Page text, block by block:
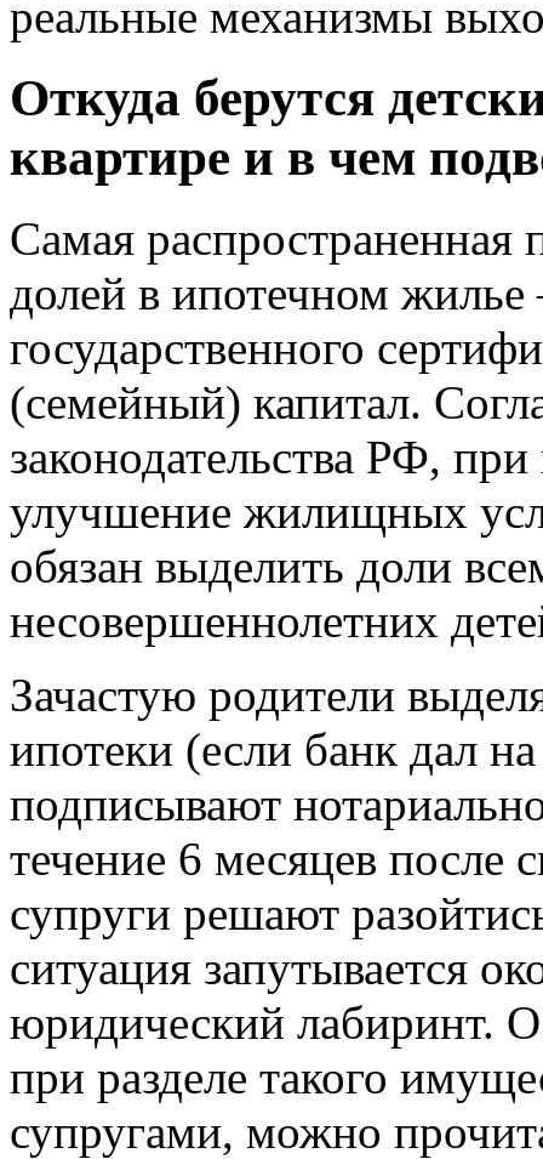
реальные механизмы
Откуда берутся
квартире и в чем
Самая распространенная
долей в ипотечном
государственного
(семейный) капитал.
законодательства РФ,
улучшение жилищных
обязан выделить доли
несовершеннолетних
Зачастую родители
ипотеки (если банк дал
подписывают
течение 6 месяцев после
супруги решают
ситуация запутывается
юридический лабиринт.
при разделе такого
супругами, можно